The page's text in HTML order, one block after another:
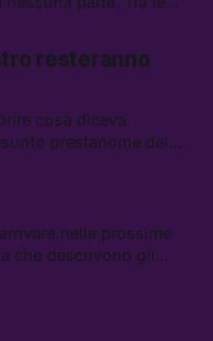
la coalizione, e
degli agenti IA
resteranno
cosa diceva
prestanome del
36 miliardi di
è già stata
nelle prossime
che descrivono gli
dei carburanti